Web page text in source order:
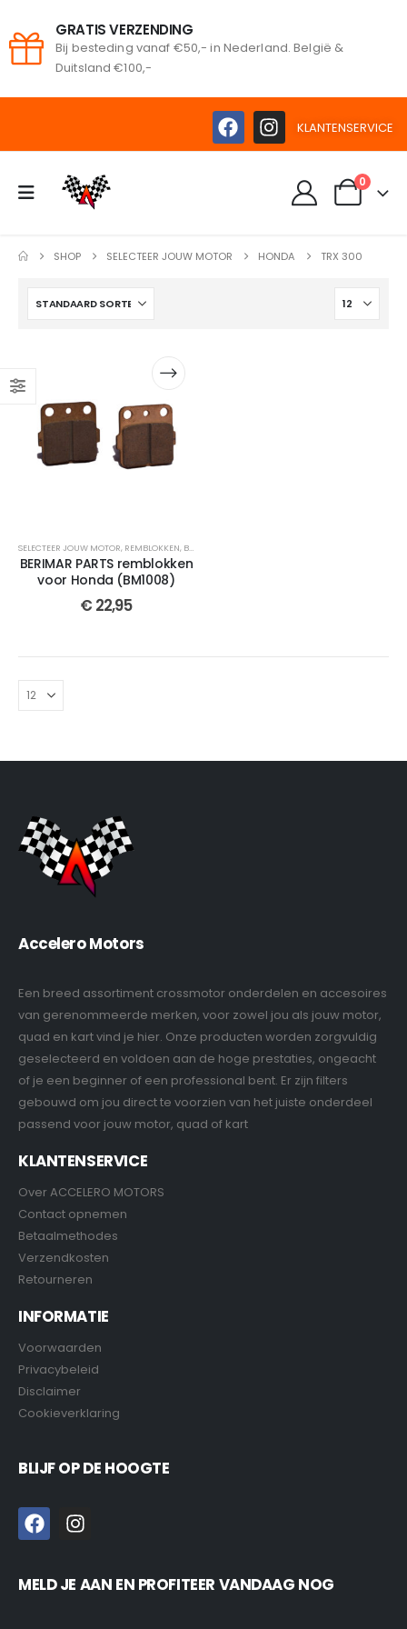
GRATIS VERZENDING
Bij besteding vanaf €50,- in Nederland. België &
Duitsland €100,-
KLANTENSERVICE
0
SHOP SELECTEER JOUW MOTOR HONDA TRX 300
SELECTEER JOUW MOTOR, REMBLOKKEN, BERIMAR PARTS
BERIMAR PARTS remblokken
voor Honda (BM1008)
€ 22,95
Accelero Motors
Een breed assortiment crossmotor onderdelen en accesoires
van gerenommeerde merken, voor zowel jou als jouw motor,
quad en kart vind je hier. Onze producten worden zorgvuldig
geselecteerd en voldoen aan de hoge prestaties, ongeacht
of je een beginner of een professional bent. Er zijn filters
gebouwd om jou direct te voorzien van het juiste onderdeel
passend voor jouw motor, quad of kart
KLANTENSERVICE
Over ACCELERO MOTORS
Contact opnemen
Betaalmethodes
Verzendkosten
Retourneren
INFORMATIE
Voorwaarden
Privacybeleid
Disclaimer
Cookieverklaring
BLIJF OP DE HOOGTE
MELD JE AAN EN PROFITEER VANDAAG NOG